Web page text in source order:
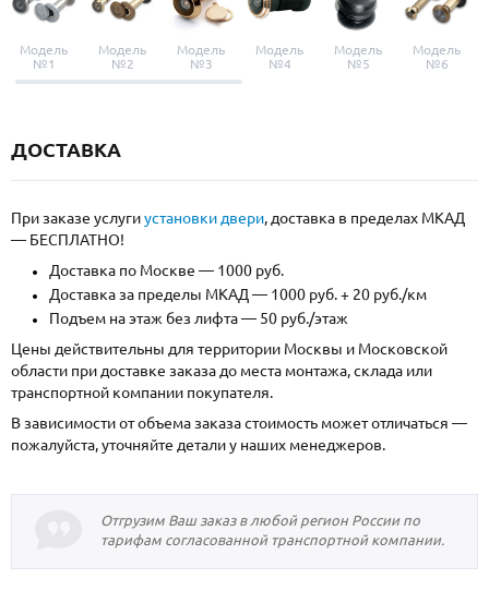
Модель
№1
Модель
№2
Модель
№3
Модель
№4
Модель
№5
Модель
№6
ДОСТАВКА
При заказе услугиустановки двери, доставка в пределах МКАД
— БЕСПЛАТНО!
Доставка по Москве — 1000 руб.
Доставка за пределы МКАД — 1000 руб. + 20 руб./км
Подъем на этаж без лифта — 50 руб./этаж
Цены действительны для территории Москвы и Московской
области при доставке заказа до места монтажа, склада или
транспортной компании покупателя.
В зависимости от объема заказа стоимость может отличаться —
пожалуйста, уточняйте детали у наших менеджеров.
Отгрузим Ваш заказ в любой регион России по
тарифам согласованной транспортной компании.